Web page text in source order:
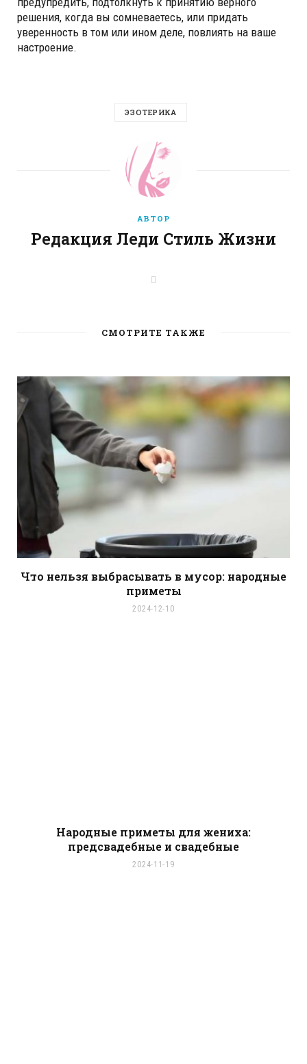
решения, когда вы сомневаетесь, или придать
уверенность в том или ином деле, повлиять на ваше
настроение.
ЭЗОТЕРИКА
АВТОР
Редакция Леди Стиль Жизни
e
СМОТРИТЕ ТАКЖЕ
Что нельзя выбрасывать в мусор: народные
приметы
2024-12-10
Народные приметы для жениха:
предсвадебные и свадебные
2024-11-19